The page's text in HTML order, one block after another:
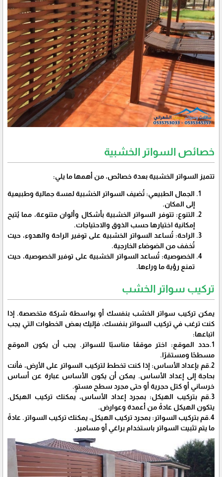
خصائص السواتر الخشبية
تتميز السواتر الخشبية بعدة خصائص، من أهمها ما يلي:
الجمال الطبيعي: تُضيف السواتر الخشبية لمسة جمالية وطبيعية
إلى المكان.
التنوع: تتوفر السواتر الخشبية بأشكال وألوان متنوعة، مما يُتيح
إمكانية اختيارها حسب الذوق والاحتياجات.
الراحة: تُساعد السواتر الخشبية على توفير الراحة والهدوء، حيث
تُخفف من الضوضاء الخارجية.
الخصوصية: تُساعد السواتر الخشبية على توفير الخصوصية، حيث
تمنع رؤية ما وراءها.
تركيب سواتر الخشب
يمكن تركيب سواتر الخشب بنفسك أو بواسطة شركة متخصصة. إذا
كنت ترغب في تركيب السواتر بنفسك، فإليك بعض الخطوات التي يجب
اتباعها:
1.حدد الموقع: اختر موقعًا مناسبًا للسواتر. يجب أن يكون الموقع
مسطحًا ومستقرًا.
2.قم بإعداد الأساس: إذا كنت تخطط لتركيب السواتر على الأرض، فأنت
بحاجة إلى إعداد الأساس. يمكن أن يكون الأساس عبارة عن أساس
خرساني أو كتل حجرية أو حتى مجرد سطح مستوٍ.
3.قم بتركيب الهيكل: بمجرد إعداد الأساس، يمكنك تركيب الهيكل.
يتكون الهيكل عادةً من أعمدة وعوارض.
4.قم بتركيب السواتر: بمجرد تركيب الهيكل، يمكنك تركيب السواتر. عادةً
ما يتم تثبيت السواتر باستخدام براغي أو مسامير.